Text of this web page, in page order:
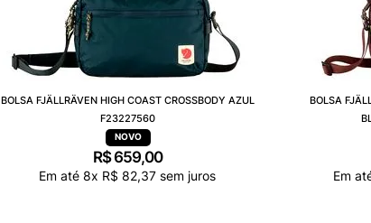
BOLSA FJÄLLRÄVEN HIGH COAST CROSSBODY AZUL
F23227560
R$ 659,00
Em até 8x R$ 82,37 sem juros
BOLSA
Em